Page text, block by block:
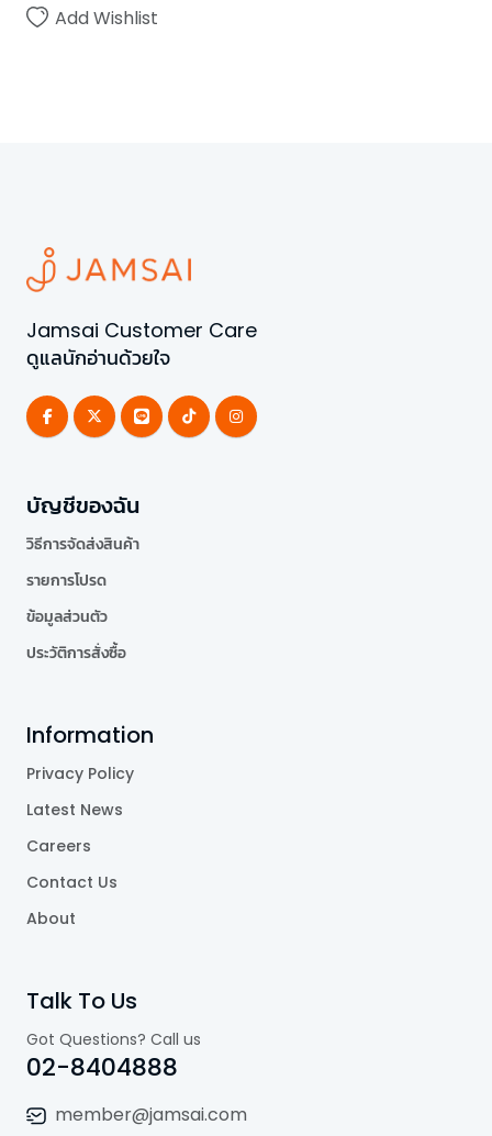
Add Wishlist
Jamsai Customer Care
ดูแลนักอ่านด้วยใจ
บัญชีของฉัน
วิธีการจัดส่งสินค้า
รายการโปรด
ข้อมูลส่วนตัว
ประวัติการสั่งซื้อ
Information
Privacy Policy
Latest News
Careers
Contact Us
About
Talk To Us
Got Questions? Call us
02-8404888
member@jamsai.com